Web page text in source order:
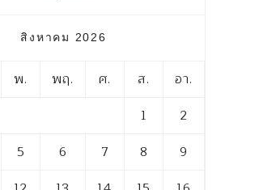
สิงหาคม 2026
พ. พฤ. ศ. ส.
อา.
1
2
5 6 7 8
9